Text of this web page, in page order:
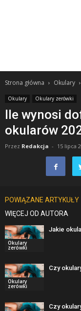
Strona główna Okulary
Okulary Okulary zerówki
Ile wynosi
okularów
Przez Redakcja - 15 lipca
POWIĄZANE ARTYKUŁY
WIĘCEJ OD AUTORA
Okulary
zerówki
Jakie
Okulary
zerówki
Czy
Czy